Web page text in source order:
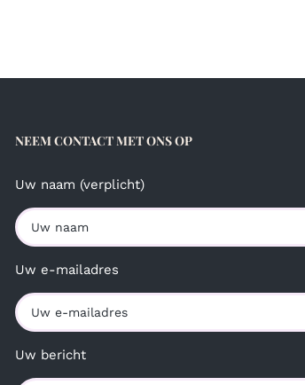
NEEM CONTACT MET ONS OP
Uw naam (verplicht)
Uw e-mailadres
Uw bericht